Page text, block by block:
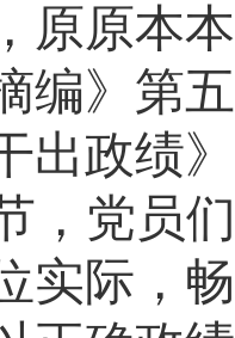
原原本
编》第
出政绩
，党员
实际，